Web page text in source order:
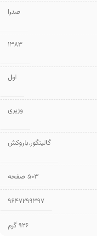
صدرا
1383
اول
وزیری
گالینگور،باروکش
۵۰۳ صفحه
9647299397
926 گرم